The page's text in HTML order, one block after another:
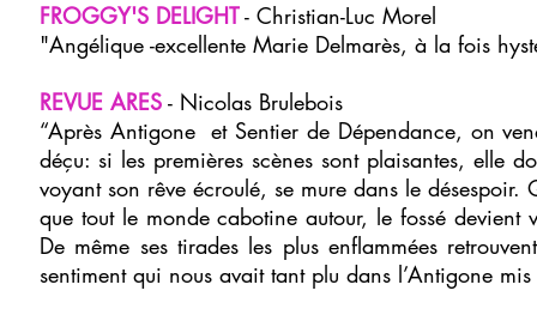
FROGGY'S DELIGHT- Christian-Luc Morel
"Angélique -excellente Marie Delmarès, à la fois
REVUE ARES - Nicolas Brulebois
“Après Antigone et Sentier de Dépendance, on
déçu: si les premières scènes sont plaisantes, elle
voyant son rêve écroulé, se mure dans le
que tout le monde cabotine autour, le fossé
De même ses tirades les plus enflammées
sentiment qui nous avait tant plu dans l’Antigone